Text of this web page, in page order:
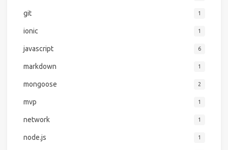
git 1
ionic 1
javascript 6
markdown 1
mongoose 2
mvp 1
network 1
node.js 1